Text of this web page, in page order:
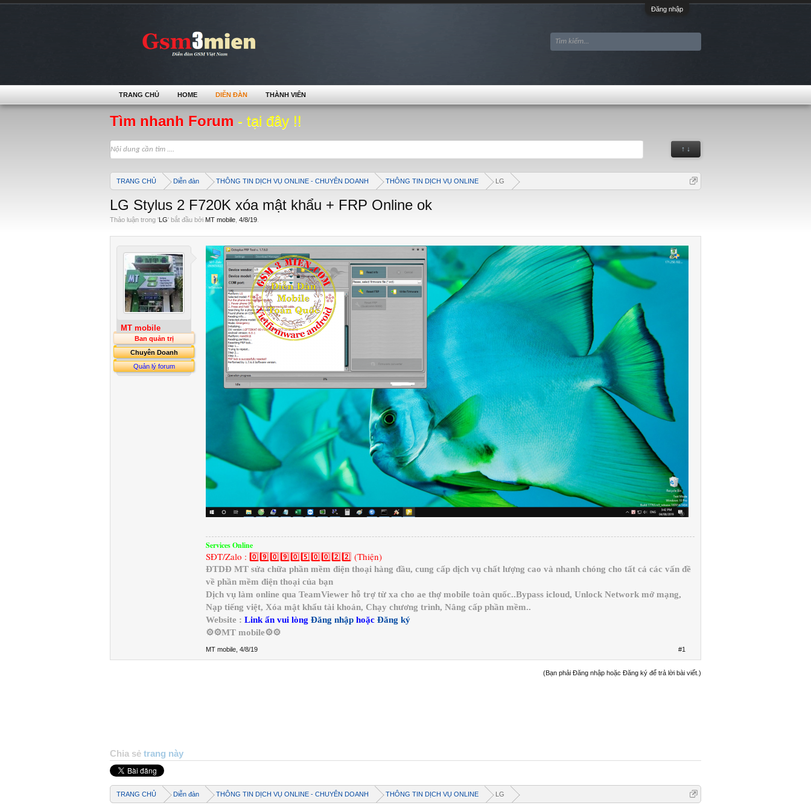
Đăng nhập
Tìm nhanh Forum - tại đây !!
↑ ↓
TRANG CHỦ Diễn đàn THÔNG TIN DỊCH VỤ ONLINE - CHUYÊN DOANH THÔNG TIN DỊCH VỤ ONLINE LG
LG Stylus 2 F720K xóa mật khẩu + FRP Online ok
Thảo luận trong 'LG' bắt đầu bởi MT mobile 4/8/19
MT mobile
Ban quản trị
Chuyên Doanh
Quản lý forum
Services Online
SĐT/Zalo : 0️⃣9️⃣0️⃣9️⃣0️⃣5️⃣0️⃣0️⃣2️⃣2️⃣ (Thiện)
ĐTDĐ MT sửa chữa phần mềm điện thoại hàng đầu, cung cấp dịch vụ chất lượng cao và nhanh chóng cho tất cả các vấn đề
về phần mềm điện thoại của bạn
Dịch vụ làm online qua TeamViewer hỗ trợ từ xa cho ae thợ mobile toàn quốc..Bypass icloud, Unlock Network mở mạng,
Nạp tiếng việt, Xóa mật khẩu tài khoản, Chạy chương trình, Nâng cấp phần mềm..
Website : Link ẩn vui lòng Đăng nhập hoặc Đăng ký
⚙️⚙️MT mobile⚙️⚙️
MT mobile 4/8/19 #1
(Bạn phải Đăng nhập hoặc Đăng ký để trả lời bài viết.)
Chia sẻ trang này
TRANG CHỦ Diễn đàn THÔNG TIN DỊCH VỤ ONLINE - CHUYÊN DOANH THÔNG TIN DỊCH VỤ ONLINE LG
TRANG CHỦ HOME DIỄN ĐÀN THÀNH VIÊN